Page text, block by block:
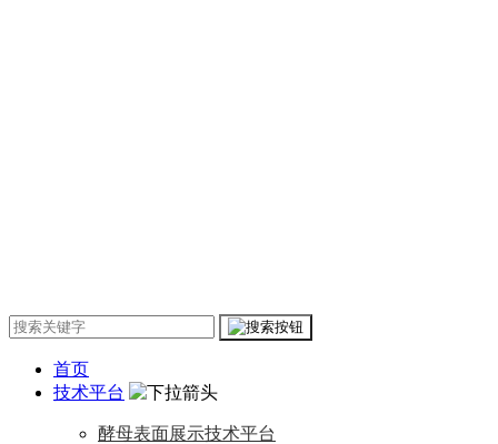
首页
技术平台
酵母表面展示技术平台